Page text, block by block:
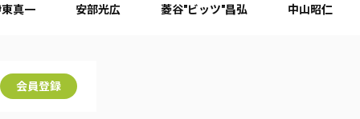
真一 安部光広 菱谷"ビッツ"昌弘 中山昭仁
会員登録